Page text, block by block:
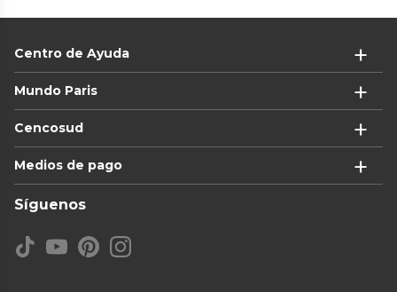
Centro de Ayuda
Mundo Paris
Cencosud
Medios de pago
Síguenos